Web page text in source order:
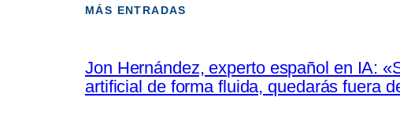
MÁS ENTRADAS
Jon Hernández, experto español en IA:
artificial de forma fluida, quedarás fuera